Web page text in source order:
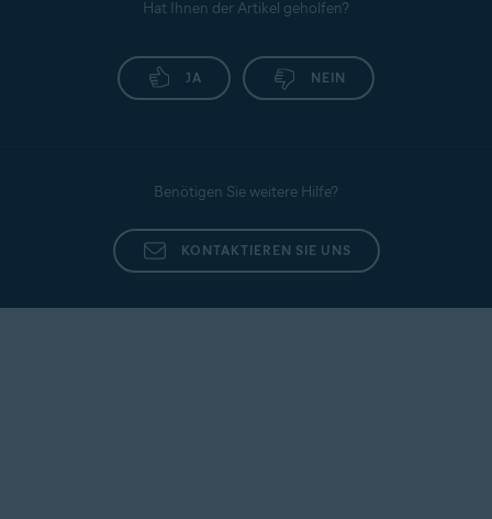
Hat Ihnen der Artikel geholfen?
JA NEIN
Benötigen Sie weitere Hilfe?
KONTAKTIEREN SIE UNS